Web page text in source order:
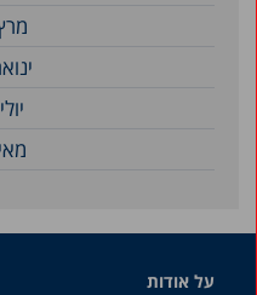
מרץ
ינואר
יולי 2015
מאי 2015
על אודות